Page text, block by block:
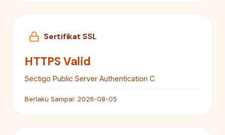
Sertifikat SSL
HTTPS Valid
Sectigo Public Server Authentication C
Berlaku Sampai: 2026-08-05